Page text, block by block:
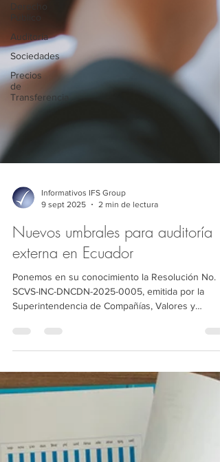
Derecho
Auditoría
Sociedades
Precios
de
Transferencia
9 sept 2025
2 min de lectura
Nuevos umbrales para auditoría
externa en Ecuador
Ponemos en su conocimiento la Resolución No.
SCVS-INC-DNCDN-2025-0005, emitida por la
Superintendencia de Compañías, Valores y
actualiza los umbrales de activos que determinan
obligatoriedad de contratar auditoría externa en